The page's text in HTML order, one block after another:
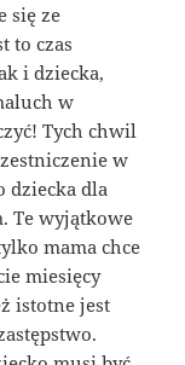
się ze
to czas
i dziecka,
w
Tych chwil
w
dziecka dla
Te wyjątkowe
mama chce
miesięcy
istotne jest